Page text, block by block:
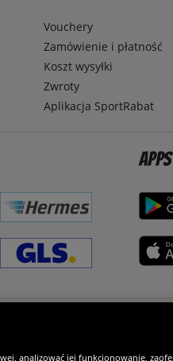
Vouchery
Zamówienie i płatność
Koszt wysyłki
Zwroty
Aplikacja SportRabat
Apps
analizować jej funkcjonowanie,